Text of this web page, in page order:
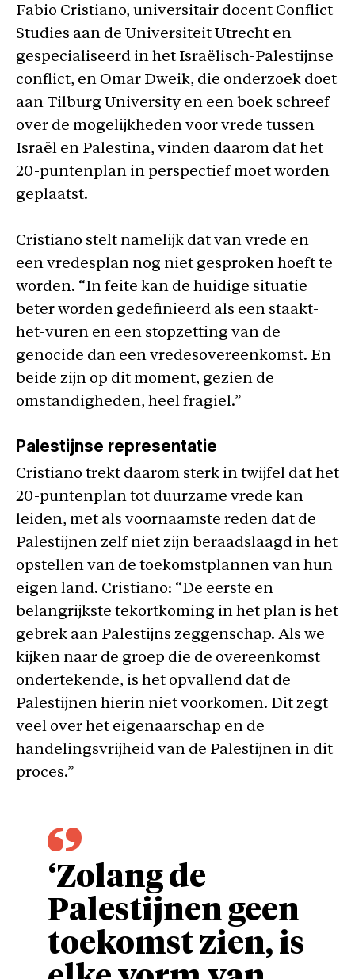
Fabio Cristiano, universitair docent Conflict
Studies aan de Universiteit Utrecht en
gespecialiseerd in het Israëlisch-Palestijnse
conflict, en Omar Dweik, die onderzoek doet
aan Tilburg University en een boek schreef
over de mogelijkheden voor vrede tussen
Israël en Palestina, vinden daarom dat het
20-puntenplan in perspectief moet worden
geplaatst.
Cristiano stelt namelijk dat van vrede en
een vredesplan nog niet gesproken hoeft te
worden. “In feite kan de huidige situatie
beter worden gedefinieerd als een staakt-
het-vuren en een stopzetting van de
genocide dan een vredesovereenkomst. En
beide zijn op dit moment, gezien de
omstandigheden, heel fragiel.”
Palestijnse representatie
Cristiano trekt daarom sterk in twijfel dat het
20-puntenplan tot duurzame vrede kan
leiden, met als voornaamste reden dat de
Palestijnen zelf niet zijn beraadslaagd in het
opstellen van de toekomstplannen van hun
eigen land. Cristiano: “De eerste en
belangrijkste tekortkoming in het plan is het
gebrek aan Palestijns zeggenschap. Als we
kijken naar de groep die de overeenkomst
ondertekende, is het opvallend dat de
Palestijnen hierin niet voorkomen. Dit zegt
veel over het eigenaarschap en de
handelingsvrijheid van de Palestijnen in dit
proces.”
‘Zolang de
Palestijnen geen
toekomst zien, is